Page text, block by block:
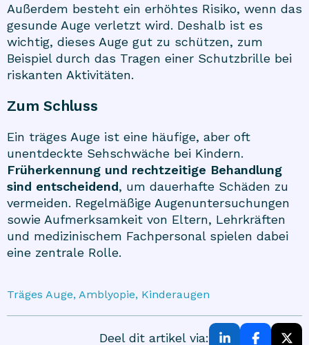
Außerdem besteht ein erhöhtes Risiko, wenn das
gesunde Auge verletzt wird. Deshalb ist es
wichtig, dieses Auge gut zu schützen, zum
Beispiel durch das Tragen einer Schutzbrille bei
riskanten Aktivitäten.
Zum Schluss
Ein träges Auge ist eine häufige, aber oft
unentdeckte Sehschwäche bei Kindern.
Früherkennung und rechtzeitige Behandlung
sind entscheidend, um dauerhafte Schäden zu
vermeiden. Regelmäßige Augenuntersuchungen
sowie Aufmerksamkeit von Eltern, Lehrkräften
und medizinischem Fachpersonal spielen dabei
eine zentrale Rolle.
Träges Auge, Amblyopie, Kinderaugen
Deel dit artikel via: